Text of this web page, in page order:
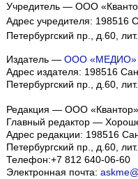
Учредитель — ООО
Адрес учредителя: 198516
Петербургский пр., д.60,
Издатель — ООО «МЕДИО»
Адрес издателя: 198516
Петербургский пр., д.60,
Редакция — ООО «Квантор»
Главный редактор —
Адрес редакции: 198516
Петербургский пр., д.60,
Телефон:+7 812 640-06-60
Электронная почта: